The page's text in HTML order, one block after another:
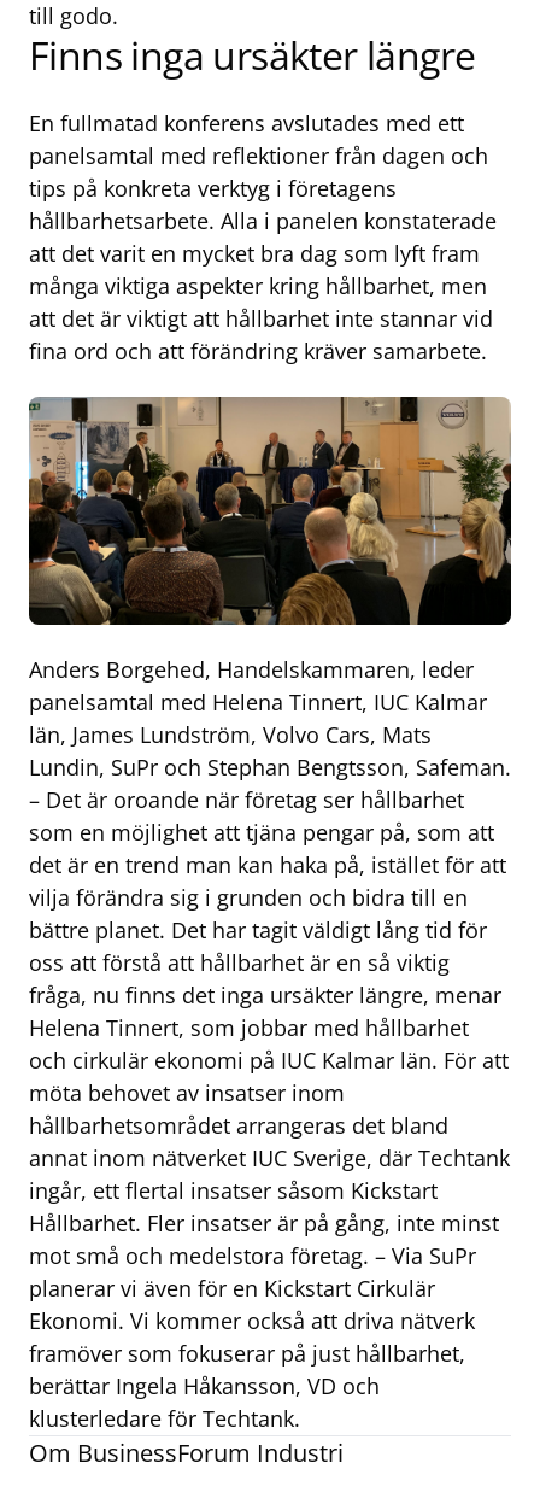
till godo.
Finns inga ursäkter längre
En fullmatad konferens avslutades med ett
panelsamtal med reflektioner från dagen och
tips på konkreta verktyg i företagens
hållbarhetsarbete. Alla i panelen konstaterade
att det varit en mycket bra dag som lyft fram
många viktiga aspekter kring hållbarhet, men
att det är viktigt att hållbarhet inte stannar vid
fina ord och att förändring kräver samarbete.
Anders Borgehed, Handelskammaren, leder
panelsamtal med Helena Tinnert, IUC Kalmar
län, James Lundström, Volvo Cars, Mats
Lundin, SuPr och Stephan Bengtsson, Safeman.
– Det är oroande när företag ser hållbarhet
som en möjlighet att tjäna pengar på, som att
det är en trend man kan haka på, istället för att
vilja förändra sig i grunden och bidra till en
bättre planet. Det har tagit väldigt lång tid för
oss att förstå att hållbarhet är en så viktig
fråga, nu finns det inga ursäkter längre, menar
Helena Tinnert, som jobbar med hållbarhet
och cirkulär ekonomi på IUC Kalmar län. För att
möta behovet av insatser inom
hållbarhetsområdet arrangeras det bland
annat inom nätverket IUC Sverige, där Techtank
ingår, ett flertal insatser såsom Kickstart
Hållbarhet. Fler insatser är på gång, inte minst
mot små och medelstora företag. – Via SuPr
planerar vi även för en Kickstart Cirkulär
Ekonomi. Vi kommer också att driva nätverk
framöver som fokuserar på just hållbarhet,
berättar Ingela Håkansson, VD och
klusterledare för Techtank.
Om BusinessForum Industri